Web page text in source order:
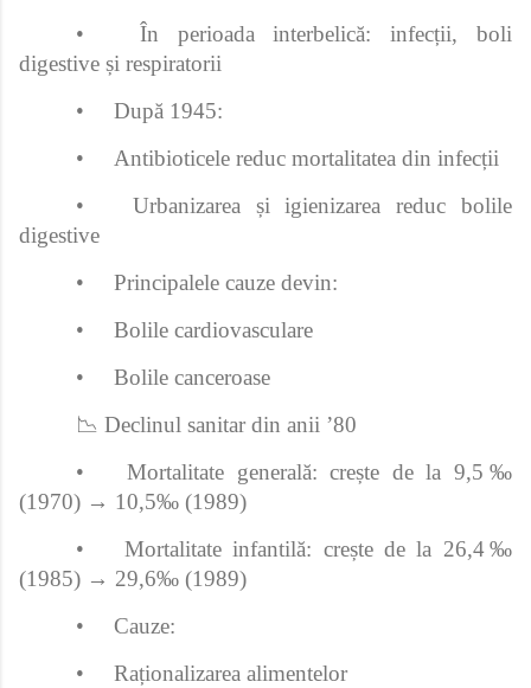
•
În perioada interbelică: infecții, boli
digestive și respiratorii
•
După 1945:
•
Antibioticele reduc mortalitatea din infecții
•
Urbanizarea și igienizarea reduc bolile
digestive
•
Principalele cauze devin:
•
Bolile cardiovasculare
•
Bolile canceroase
📉 Declinul sanitar din anii ’80
•
Mortalitate generală: crește de la 9,5‰
(1970) → 10,5‰ (1989)
•
Mortalitate infantilă: crește de la 26,4‰
(1985) → 29,6‰ (1989)
•
Cauze:
•
Raționalizarea alimentelor